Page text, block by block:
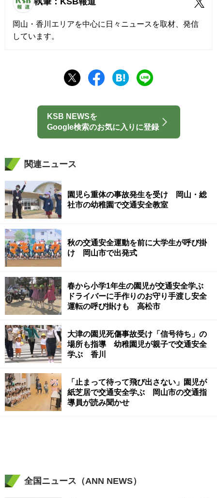
岡山・香川エリアを中心に日々ニュースを取材、発信
しています。
KSB NEWSを
Google検索のお気に入りに登録
関連ニュース
園児ら重体の事故発生を受け 岡山・総
社市の幼稚園で交通安全教室
秋の交通安全運動を前に大学生が呼び掛
け 岡山市で出発式
春から小学1年生の園児が交通安全学ぶ
ドライバーに手作りのお守り手渡し安全
運転の呼び掛けも 高松市
大津の園児死傷事故受け「信号待ち」の
場所も指導 幼稚園児が親子で交通安全
学ぶ 香川
「止まって待って飛び出さない」園児が
紙芝居で交通安全学ぶ 岡山市の交通指
導員が読み聞かせ
全国ニュース（ANN NEWS）